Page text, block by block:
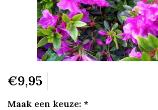
€9,95
Maak een keuze: *